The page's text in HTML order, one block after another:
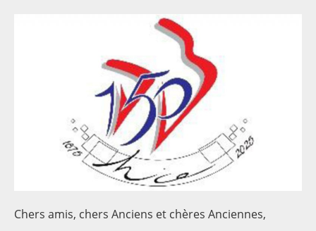
Chers amis, chers Anciens et chères Anciennes,